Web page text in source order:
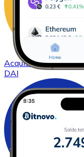
AcquistareDAIcon
DAI